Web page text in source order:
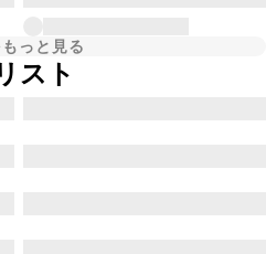
っと見る
スト